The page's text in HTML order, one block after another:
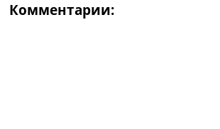
Комментарии: